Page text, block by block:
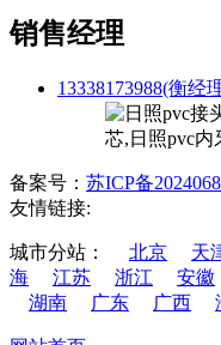
销售经理
13338173988(衡经
备案号： 苏ICP备
友情链接:
城市分站： 北京 天
海
江苏 浙江 安徽
湖南
广东 广西